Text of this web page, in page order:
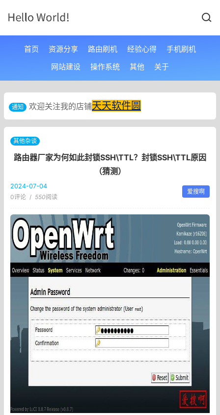
首页 资源分享 路由刷机 经验心得
手机刷机
网站建设
操作系统 其他 关于
通知 欢迎关注我的店铺天天软件圆
其他杂谈
路由器厂家为何如此封锁SSH\TTL？封锁SSH\TTL原因
（猜测）
2024-07-04
0评论 / 550阅读
爱搜啊